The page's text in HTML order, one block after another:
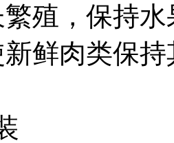
殖，保持
鲜肉类保